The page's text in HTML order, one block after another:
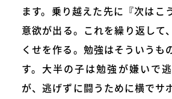
ます。乗り越えた先に『次はこ
意欲が出る。これを繰り返して
くせを作る。勉強はそういうも
す。大半の子は勉強が嫌いで
が、逃げずに闘うために横でサ